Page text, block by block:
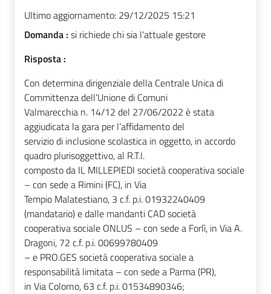
Ultimo aggiornamento: 29/12/2025 15:21
Domanda : si richiede chi sia l'attuale gestore
Risposta :
Con determina dirigenziale della Centrale Unica di
Committenza dell’Unione di Comuni
Valmarecchia n. 14/12 del 27/06/2022 è stata
aggiudicata la gara per l’affidamento del
servizio di inclusione scolastica in oggetto, in accordo
quadro plurisoggettivo, al R.T.I.
composto da IL MILLEPIEDI società cooperativa sociale
– con sede a Rimini (FC), in Via
Tempio Malatestiano, 3 c.f. p.i. 01932240409
(mandatario) e dalle mandanti CAD società
cooperativa sociale ONLUS – con sede a Forlì, in Via A.
Dragoni, 72 c.f. p.i. 00699780409
– e PRO.GES società cooperativa sociale a
responsabilità limitata – con sede a Parma (PR),
in Via Colorno, 63 c.f. p.i. 01534890346;